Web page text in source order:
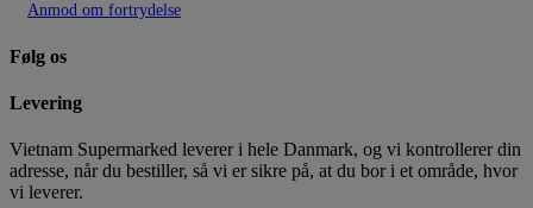
Anmod om fortrydelse
Følg os
Levering
Vietnam Supermarked leverer i hele Danmark, og vi kontrollerer din
adresse, når du bestiller, så vi er sikre på, at du bor i et område, hvor
vi leverer.